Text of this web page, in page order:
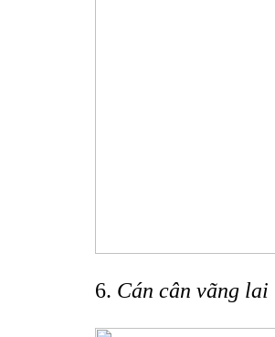
6. Cán cân vãng lai